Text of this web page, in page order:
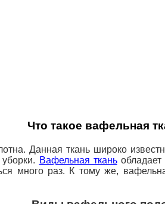
Что такое вафельная
Данная ткань широко
Вафельная тканьобладает
много раз. К тому же,